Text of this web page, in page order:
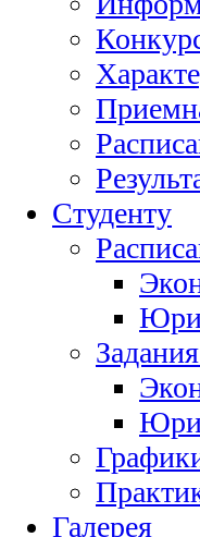
Студенту
Галерея